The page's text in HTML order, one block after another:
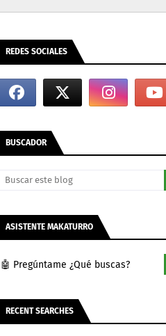
REDES SOCIALES
BUSCADOR
ASISTENTE MAKATURRO
🤖 Pregúntame ¿Qué buscas?
RECENT SEARCHES